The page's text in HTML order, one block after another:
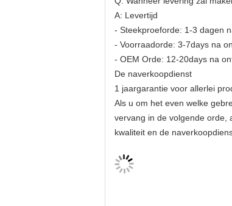
A: Levertijd
- Steekproeforde: 1-3 dagen
- Voorraadorde: 3-7days na
- OEM Orde: 12-20days na
De naverkoopdienst
1 jaargarantie voor allerlei
Als u om het even welke
vervang in de volgende orde,
kwaliteit en de